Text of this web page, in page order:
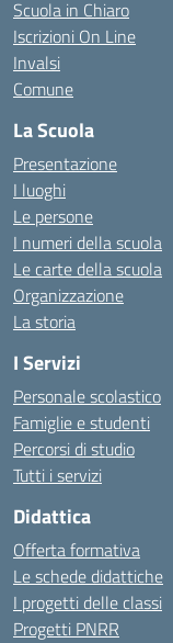
Scuola in Chiaro
Iscrizioni On Line
Invalsi
Comune
La Scuola
Presentazione
I luoghi
Le persone
I numeri della scuola
Le carte della scuola
Organizzazione
La storia
I Servizi
Personale scolastico
Famiglie e studenti
Percorsi di studio
Tutti i servizi
Didattica
Offerta formativa
Le schede didattiche
I progetti delle classi
Progetti PNRR